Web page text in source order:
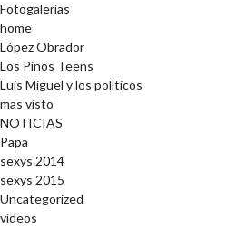
Fotogalerías
home
López Obrador
Los Pinos Teens
Luis Miguel y los políticos
mas visto
NOTICIAS
Papa
sexys 2014
sexys 2015
Uncategorized
videos